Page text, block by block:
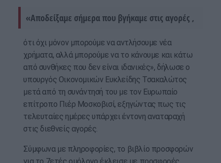
«Αποδείξαμε σήμερα που βγήκαμε στις αγορές ,
ότι όχι μόνον μπορούμε να αντλήσουμε νέα
χρήματα, αλλά μπορούμε να το κάνουμε και κάτω
από συνθήκες που δεν είναι ιδανικές», δήλωσε ο
υπουργός Οικονομικών Ευκλείδης Τσακαλώτος
μετά από τη συνάντησή του με τον Ευρωπαίο
επίτροπο Πιέρ Μοσκοβισί, εξηγώντας πως τις
τελευταίες ημέρες υπάρχει έντονη αναταραχή
στις διεθνείς αγορές.
Σύμφωνα με πληροφορίες, το βιβλίο προσφορών